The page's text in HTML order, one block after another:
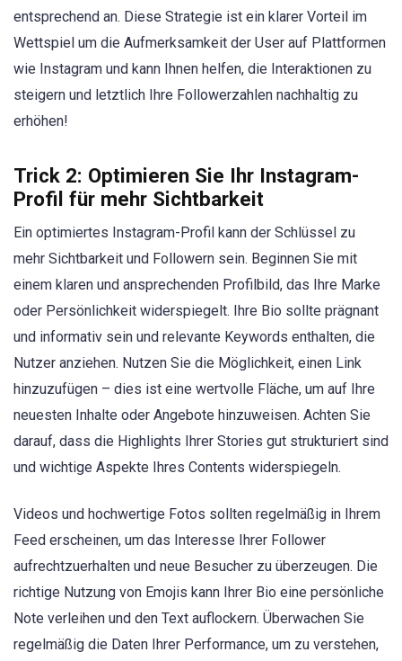
entsprechend an. Diese Strategie ist ein klarer Vorteil im
Wettspiel um die Aufmerksamkeit der User auf Plattformen
wie Instagram und kann Ihnen helfen, die Interaktionen zu
steigern und letztlich Ihre Followerzahlen nachhaltig zu
erhöhen!
Trick 2: Optimieren Sie Ihr Instagram-
Profil für mehr Sichtbarkeit
Ein optimiertes Instagram-Profil kann der Schlüssel zu
mehr Sichtbarkeit und Followern sein. Beginnen Sie mit
einem klaren und ansprechenden Profilbild, das Ihre Marke
oder Persönlichkeit widerspiegelt. Ihre Bio sollte prägnant
und informativ sein und relevante Keywords enthalten, die
Nutzer anziehen. Nutzen Sie die Möglichkeit, einen Link
hinzuzufügen – dies ist eine wertvolle Fläche, um auf Ihre
neuesten Inhalte oder Angebote hinzuweisen. Achten Sie
darauf, dass die Highlights Ihrer Stories gut strukturiert sind
und wichtige Aspekte Ihres Contents widerspiegeln.
Videos und hochwertige Fotos sollten regelmäßig in Ihrem
Feed erscheinen, um das Interesse Ihrer Follower
aufrechtzuerhalten und neue Besucher zu überzeugen. Die
richtige Nutzung von Emojis kann Ihrer Bio eine persönliche
Note verleihen und den Text auflockern. Überwachen Sie
regelmäßig die Daten Ihrer Performance, um zu verstehen,